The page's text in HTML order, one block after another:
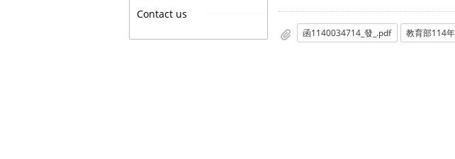
Contact us
函1140034714_發_.pdf